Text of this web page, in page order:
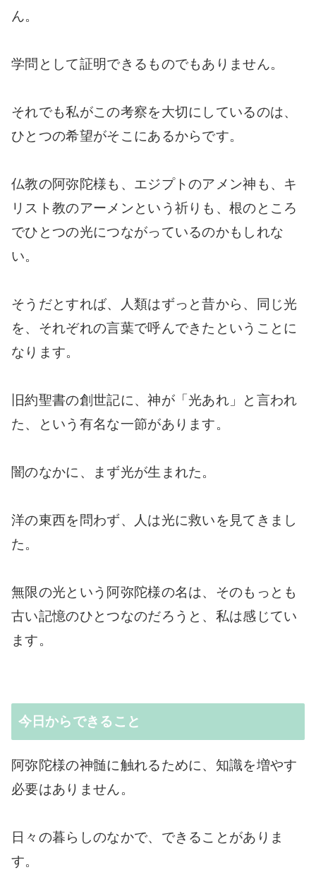
ん。
学問として証明できるものでもありません。
それでも私がこの考察を大切にしているのは、
ひとつの希望がそこにあるからです。
仏教の阿弥陀様も、エジプトのアメン神も、キ
リスト教のアーメンという祈りも、根のところ
でひとつの光につながっているのかもしれな
い。
そうだとすれば、人類はずっと昔から、同じ光
を、それぞれの言葉で呼んできたということに
なります。
旧約聖書の創世記に、神が「光あれ」と言われ
た、という有名な一節があります。
闇のなかに、まず光が生まれた。
洋の東西を問わず、人は光に救いを見てきまし
た。
無限の光という阿弥陀様の名は、そのもっとも
古い記憶のひとつなのだろうと、私は感じてい
ます。
今日からできること
阿弥陀様の神髄に触れるために、知識を増やす
必要はありません。
日々の暮らしのなかで、できることがありま
す。